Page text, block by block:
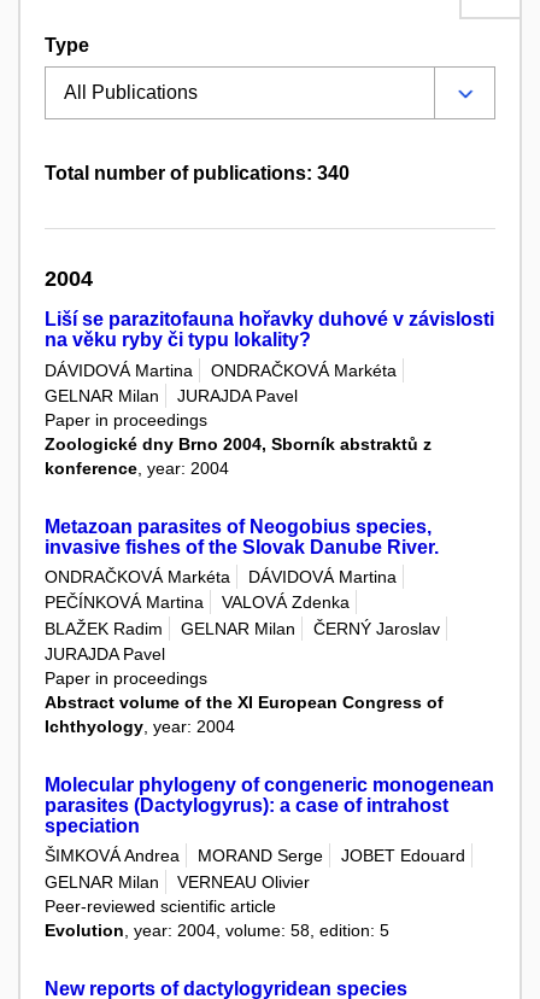
Type
Total number of publications: 340
2004
Liší se parazitofauna hořavky duhové v závislosti
na věku ryby či typu lokality?
DÁVIDOVÁ Martina
ONDRAČKOVÁ Markéta
GELNAR Milan
JURAJDA Pavel
Paper in proceedings
Zoologické dny Brno 2004, Sborník abstraktů z
konference , year: 2004
Metazoan parasites of Neogobius species,
invasive fishes of the Slovak Danube River.
ONDRAČKOVÁ Markéta
DÁVIDOVÁ Martina
PEČÍNKOVÁ Martina
VALOVÁ Zdenka
BLAŽEK Radim
GELNAR Milan
ČERNÝ Jaroslav
JURAJDA Pavel
Paper in proceedings
Abstract volume of the XI European Congress of
Ichthyology , year: 2004
Molecular phylogeny of congeneric monogenean
parasites (Dactylogyrus): a case of intrahost
speciation
ŠIMKOVÁ Andrea MORAND Serge
JOBET Edouard
GELNAR Milan
VERNEAU Olivier
Peer-reviewed scientific article
Evolution , year: 2004, volume: 58, edition: 5
New reports of dactylogyridean species